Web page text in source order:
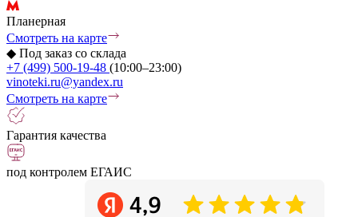
Планерная
Смотреть на карте
◆ Под заказ со склада
+7 (499) 500-19-48 (10:00–23:00)
vinoteki.ru@yandex.ru
Смотреть на карте
Гарантия качества
под контролем ЕГАИС